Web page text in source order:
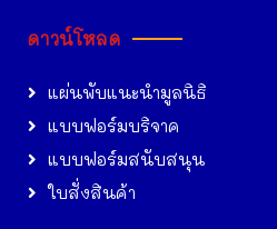
ดาวน์โหลด
แผ่นพับแนะนำมูลนิธิ
แบบฟอร์มบริจาค
แบบฟอร์มสนับสนุน
ใบสั่งสินค้า